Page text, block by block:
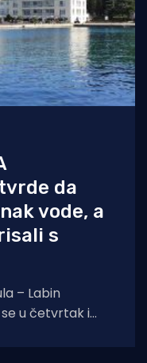
da
vode, a
s
– Labin
u četvrtak i